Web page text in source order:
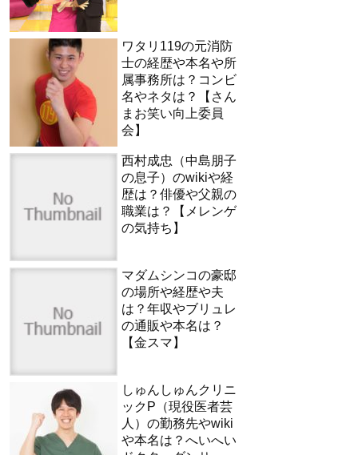
ワタリ119の元消防
士の経歴や本名や所
属事務所は？コンビ
名やネタは？【さん
まお笑い向上委員
会】
西村成忠（中島朋子
の息子）のwikiや経
歴は？俳優や父親の
職業は？【メレンゲ
の気持ち】
マダムシンコの豪邸
の場所や経歴や夫
は？年収やブリュレ
の通販や本名は？
【金スマ】
しゅんしゅんクリニ
ックP（現役医者芸
人）の勤務先やwiki
や本名は？へいへい